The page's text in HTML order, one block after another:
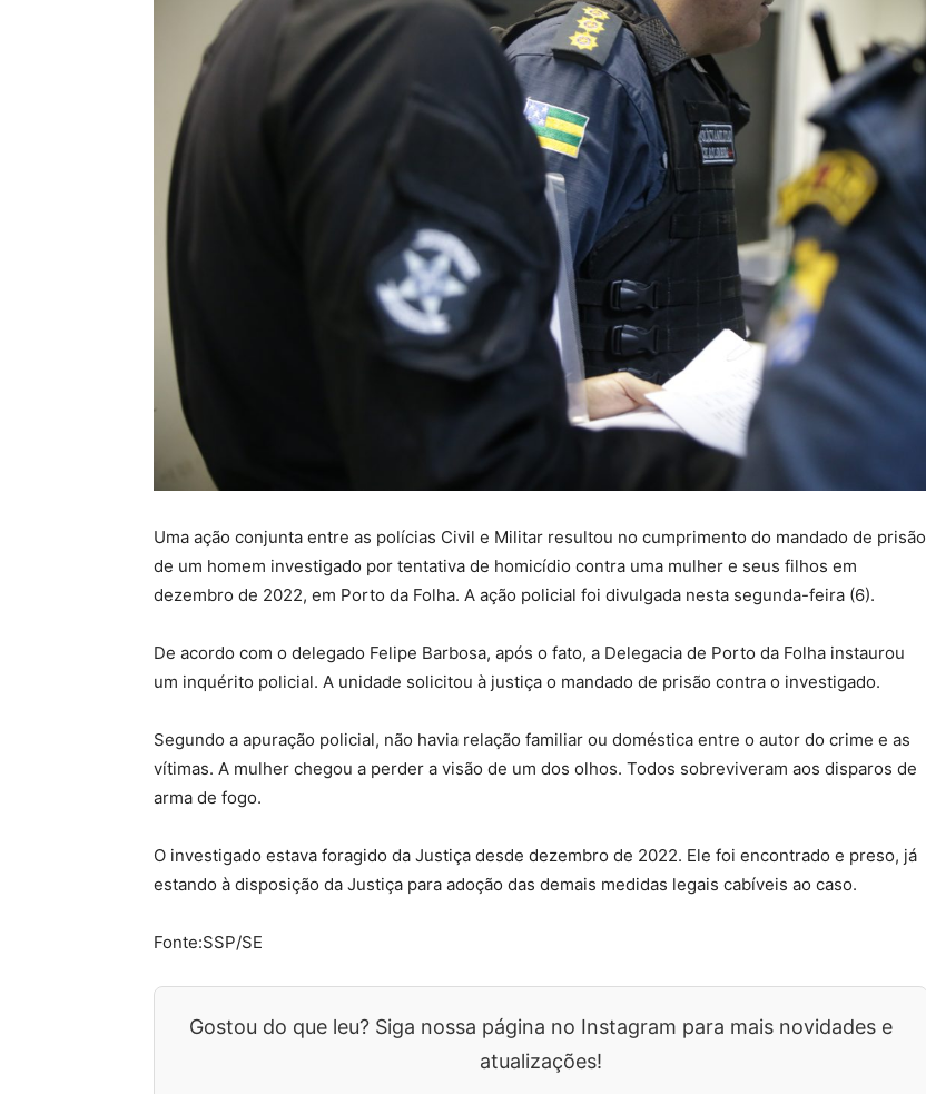
Uma ação conjunta entre as polícias Civil e Militar resultou no cumprimento do mandado de prisão
de um homem investigado por tentativa de homicídio contra uma mulher e seus filhos em
dezembro de 2022, em Porto da Folha. A ação policial foi divulgada nesta segunda-feira (6).
De acordo com o delegado Felipe Barbosa, após o fato, a Delegacia de Porto da Folha instaurou
um inquérito policial. A unidade solicitou à justiça o mandado de prisão contra o investigado.
Segundo a apuração policial, não havia relação familiar ou doméstica entre o autor do crime e as
vítimas. A mulher chegou a perder a visão de um dos olhos. Todos sobreviveram aos disparos de
arma de fogo.
O investigado estava foragido da Justiça desde dezembro de 2022. Ele foi encontrado e preso, já
estando à disposição da Justiça para adoção das demais medidas legais cabíveis ao caso.
Fonte:SSP/SE
Gostou do que leu? Siga nossa página no Instagram para mais novidades e
atualizações!